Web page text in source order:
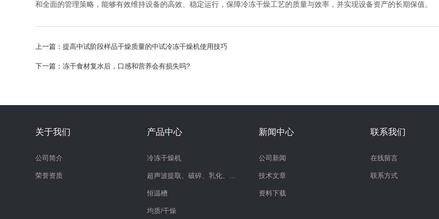
和全面的管理策略，能够有效维持设备的高效、稳定运行，保障冷冻干燥工艺的质量与效率，并实现设备资产的长期保值。
上一篇： 提高中试阶段样品干燥质量的中试冷冻干燥机使用技巧
下一篇： 冻干食材复水后，口感和营养会有损失吗?
关于我们
公司简介
荣誉资质
产品中心
冷冻干燥机
恒温槽
均质/干燥
新闻中心
公司新闻
技术文章
资料下载
联系我们
在线留言
联系方式